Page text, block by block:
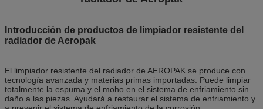
Introducción de productos de limpiador resistente del
radiador de Aeropak
El limpiador resistente del radiador de AEROPAK se produce con
tecnología avanzada y materias primas importadas. Puede limpiar
totalmente la espuma y el moho en el sistema de enfriamiento sin
daño a las piezas. Ayudará a restaurar el sistema de enfriamiento y